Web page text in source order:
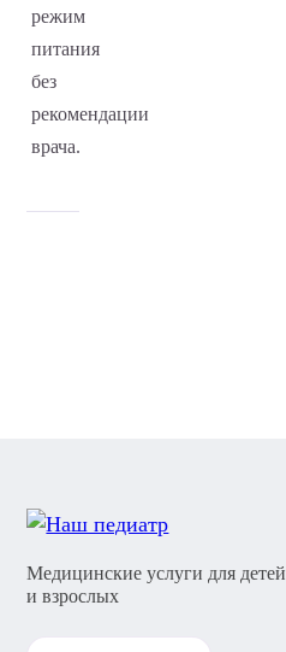
режим
питания
без
рекомендации
врача.
Медицинские услуги для детей
и взрослых